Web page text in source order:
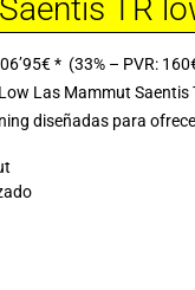
TR
* (33% – PVR:
Las Mammut Saentis
diseñadas para